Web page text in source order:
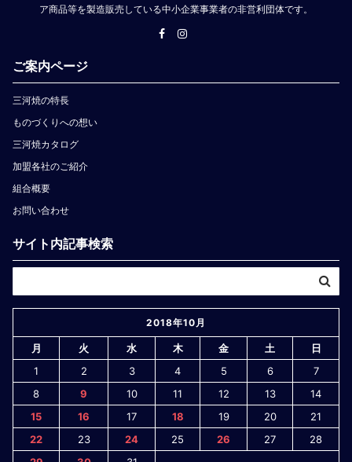
ア商品等を製造販売している中小企業事業者の非営利団体です。
ご案内ページ
三河焼の特長
ものづくりへの想い
三河焼カタログ
加盟各社のご紹介
組合概要
お問い合わせ
サイト内記事検索
2018年10月
月 火 水 木 金 土
日
1
2 3 4 5 6
7
8
9 10 11 12 13
14
15
16 17 18 19 20
21
22
23 24 25 26 27
28